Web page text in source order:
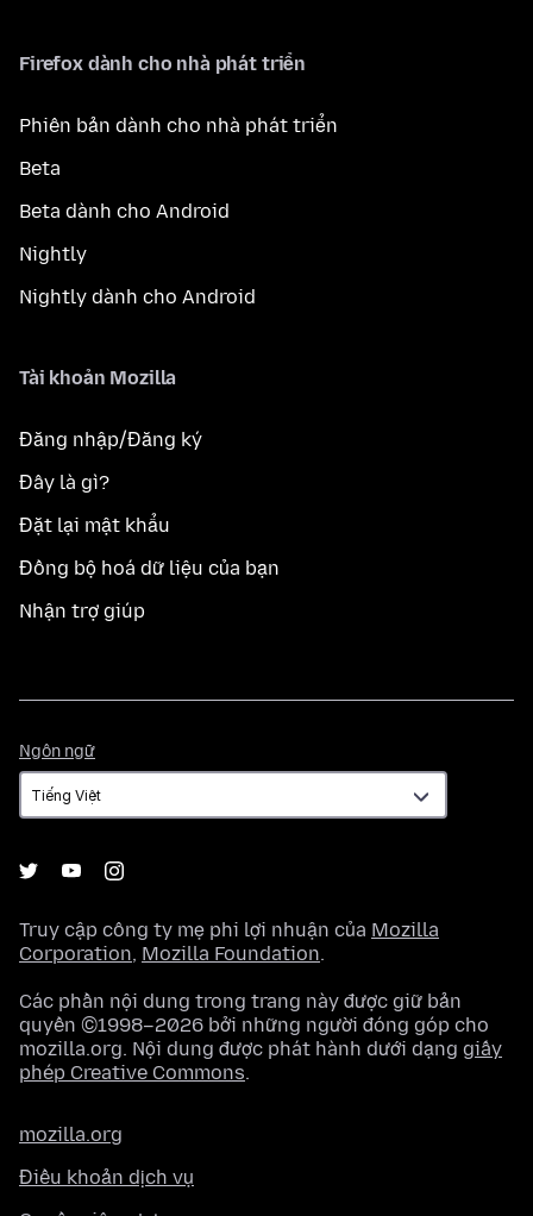
Firefox dành cho nhà phát triển
Phiên bản dành cho nhà phát triển
Beta
Beta dành cho Android
Nightly
Nightly dành cho Android
Tài khoản Mozilla
Đăng nhập/Đăng ký
Đây là gì?
Đặt lại mật khẩu
Đồng bộ hoá dữ liệu của bạn
Nhận trợ giúp
Ngôn ngữ
ngữ
Truy cập công ty mẹ phi lợi nhuận của Mozilla
Corporation, Mozilla Foundation.
Các phần nội dung trong trang này được giữ bản
quyền ©1998–2026 bởi những người đóng góp cho
mozilla.org. Nội dung được phát hành dưới dạng giấy
phép Creative Commons.
mozilla.org
Điều khoản dịch vụ